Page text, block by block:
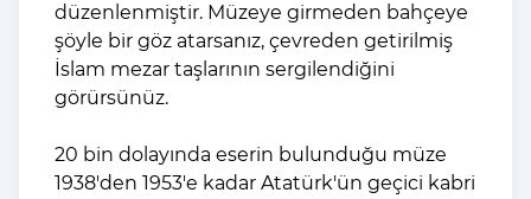
düzenlenmiştir. Müzeye girmeden bahçeye
şöyle bir göz atarsanız, çevreden getirilmiş
İslam mezar taşlarının sergilendiğini
görürsünüz.
20 bin dolayında eserin bulunduğu müze
1938'den 1953'e kadar Atatürk'ün geçici kabri